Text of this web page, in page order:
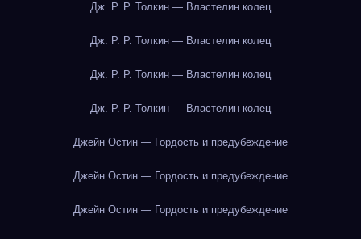
Дж. Р. Р. Толкин — Властелин колец
Дж. Р. Р. Толкин — Властелин колец
Дж. Р. Р. Толкин — Властелин колец
Дж. Р. Р. Толкин — Властелин колец
Джейн Остин — Гордость и предубеждение
Джейн Остин — Гордость и предубеждение
Джейн Остин — Гордость и предубеждение